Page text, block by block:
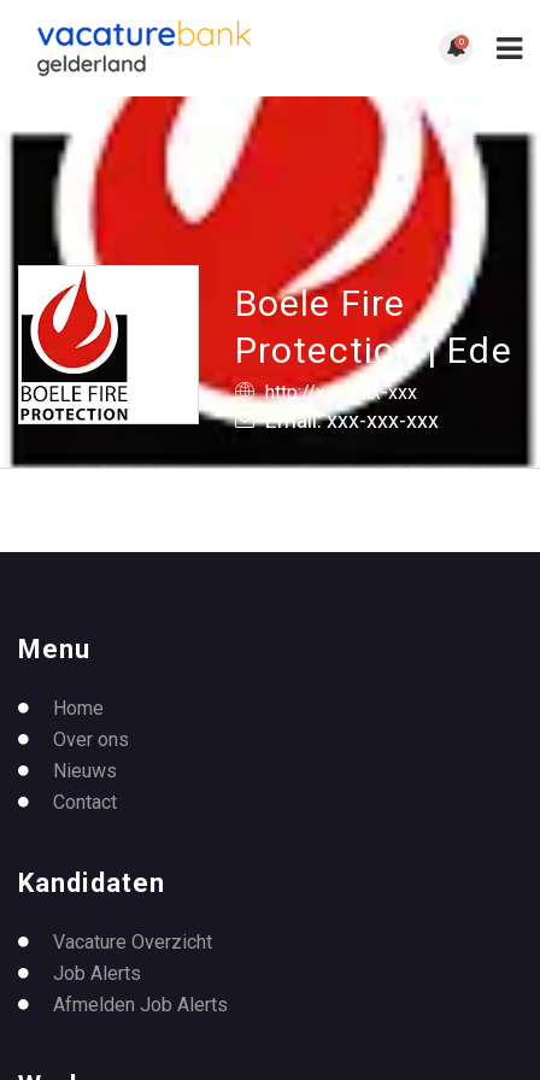
0
Boele Fire
Protection | Ede
http://xxx-xxx-xxx
Email: xxx-xxx-xxx
Menu
Home
Over ons
Nieuws
Contact
Kandidaten
Vacature Overzicht
Job Alerts
Afmelden Job Alerts